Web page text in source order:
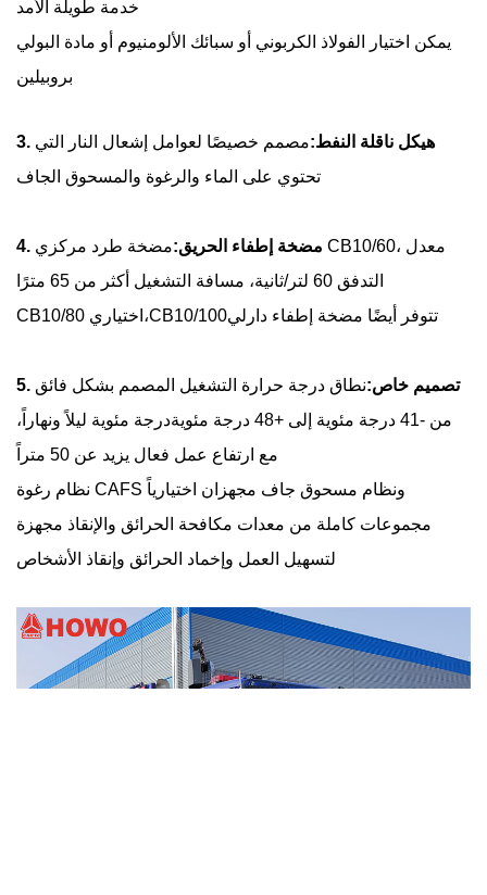
خدمة طويلة الأمد
يمكن اختيار الفولاذ الكربوني أو سبائك الألومنيوم أو مادة البولي
بروبيلين
3. هيكل ناقلة النفط:مصمم خصيصًا لعوامل إشعال النار التي
تحتوي على الماء والرغوة والمسحوق الجاف
4. مضخة إطفاء الحريق:مضخة طرد مركزي CB10/60، معدل
التدفق 60 لتر/ثانية، مسافة التشغيل أكثر من 65 مترًا
CB10/80 اختياري،CB10/100تتوفر أيضًا مضخة إطفاء دارلي
5. تصميم خاص:نطاق درجة حرارة التشغيل المصمم بشكل فائق
من -41 درجة مئوية إلى +48 درجة مئوية
درجة مئوية ليلاً ونهاراً،
مع ارتفاع عمل فعال يزيد عن 50 متراً
نظام رغوة CAFS ونظام مسحوق جاف مجهزان اختيارياً
مجموعات كاملة من معدات مكافحة الحرائق والإنقاذ مجهزة
لتسهيل العمل وإخماد الحرائق وإنقاذ الأشخاص